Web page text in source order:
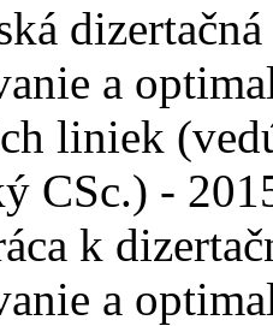
dizertačná
a
liniek
CSc.) -
k
a